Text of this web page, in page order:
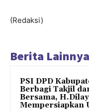
(Redaksi)
Berita Lainnya
PSI DPD
Berbagi Takjil
Bersama,
Mempersiapkan